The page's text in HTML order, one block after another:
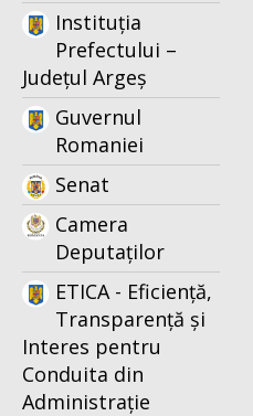
Instituția
Prefectului –
Județul Argeș
Guvernul
Romaniei
Senat
Camera
Deputaților
ETICA - Eficiență,
Transparență și
Interes pentru
Conduita din
Administrație